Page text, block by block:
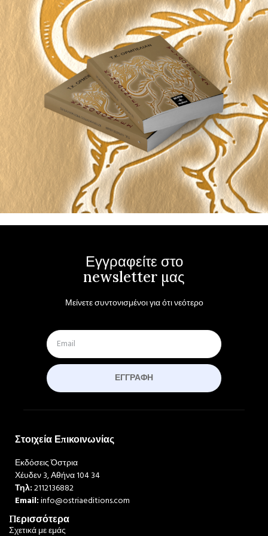
Εγγραφείτε στο
newsletter μας
Μείνετε συντονισμένοι για ότι νεότερο
ΕΓΓΡΑΦΉ
Στοιχεία Επικοινωνίας
Εκδόσεις Όστρια
Χέυδεν 3, Αθήνα 104 34
Τηλ:2112136882
Email:info@ostriaeditions.com
Περισσότερα
Σχετικά με εμάς